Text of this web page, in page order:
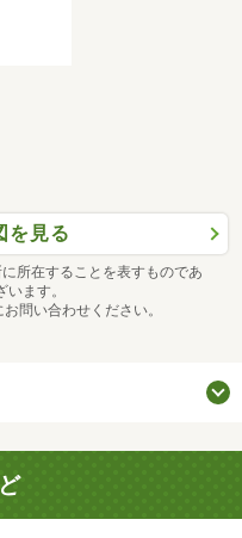
を見る
所在することを表すものであ
ます。
問い合わせください。